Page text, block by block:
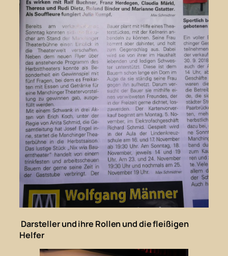
Darsteller und ihre Rollen und die fleißigen
Helfer